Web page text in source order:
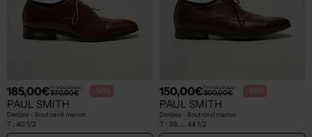
185,00€Prix boutique :
370,00€ -50%
PAUL SMITH
Derbies - Bout carré marron
T : 40 1/2
150,00€Prix boutique :
300,00€ -50%
PAUL SMITH
Derbies - Bout rond marron
T : 39, ... 44 1/2